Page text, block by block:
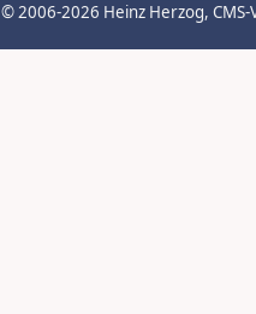
© 2006-2026 Heinz Herzog,